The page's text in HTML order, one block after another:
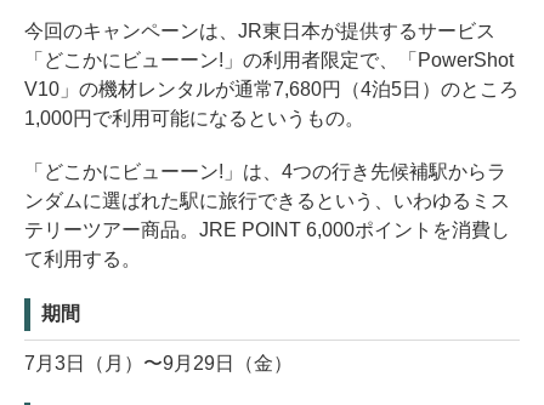
今回のキャンペーンは、JR東日本が提供するサービス
「どこかにビューーン!」の利用者限定で、「PowerShot
V10」の機材レンタルが通常7,680円（4泊5日）のところ
1,000円で利用可能になるというもの。
「どこかにビューーン!」は、4つの行き先候補駅からラ
ンダムに選ばれた駅に旅行できるという、いわゆるミス
テリーツアー商品。JRE POINT 6,000ポイントを消費し
て利用する。
期間
7月3日（月）〜9月29日（金）